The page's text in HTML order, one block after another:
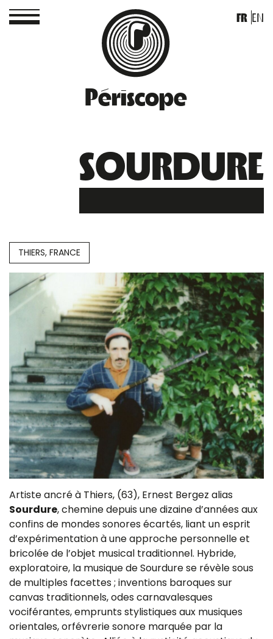
Périscope
FR EN
SOURDURE
THIERS, FRANCE
Artiste ancré à Thiers, (63), Ernest Bergez alias
Sourdure, chemine depuis une dizaine d’années aux
confins de mondes sonores écartés, liant un esprit
d’expérimentation à une approche personnelle et
bricolée de l’objet musical traditionnel. Hybride,
exploratoire, la musique de Sourdure se révèle sous
de multiples facettes ; inventions baroques sur
canvas traditionnels, odes carnavalesques
vociférantes, emprunts stylistiques aux musiques
orientales, orfévrerie sonore marquée par la